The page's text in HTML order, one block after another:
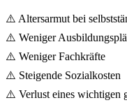
⚠️ Altersarmut bei
⚠️ Weniger
⚠️ Weniger Fachkräfte
⚠️ Steigende Sozialkosten
⚠️ Verlust eines wichtigen